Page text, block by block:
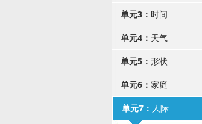
单元3： 时间
单元4： 天气
单元5： 形状
单元6： 家庭
单元7： 人际